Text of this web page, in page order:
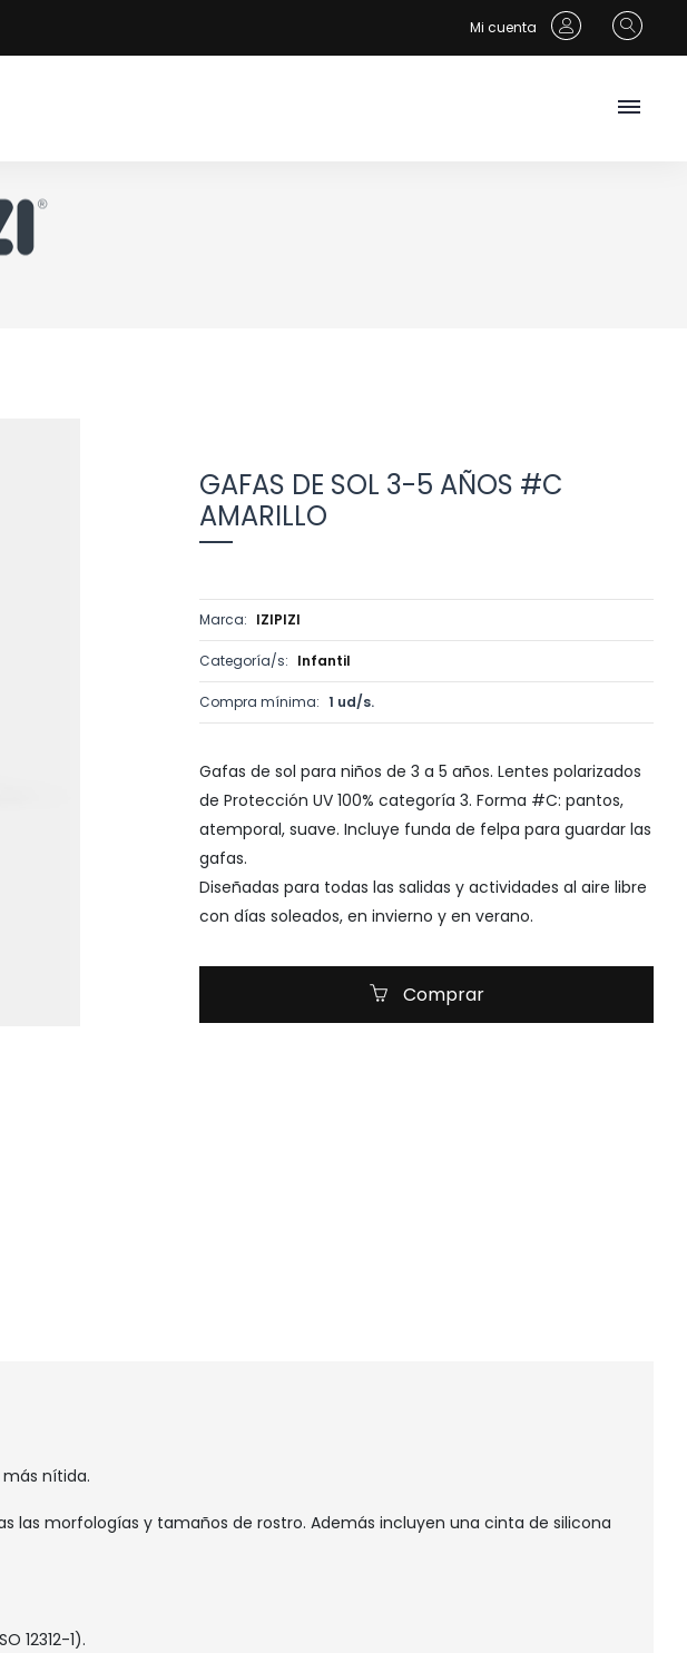
Mi cuenta
GAFAS DE SOL 3-5 AÑOS #C
AMARILLO
Marca: IZIPIZI
Categoría/s: Infantil
Compra mínima: 1 ud/s.
Gafas de sol para niños de 3 a 5 años. Lentes polarizados
de Protección UV 100% categoría 3. Forma #C: pantos,
atemporal, suave. Incluye funda de felpa para guardar las
gafas.
Diseñadas para todas las salidas y actividades al aire libre
con días soleados, en invierno y en verano.
Comprar
nítida.
las morfologías y tamaños de rostro. Además incluyen una cinta de silicona
12312-1).